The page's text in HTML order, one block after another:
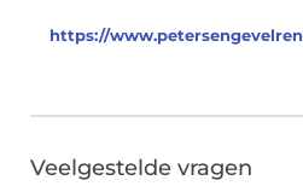
https://
Veelgestelde vragen